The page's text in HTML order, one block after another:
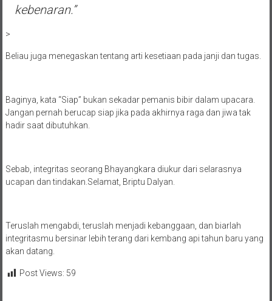
kebenaran.”
>
Beliau juga menegaskan tentang arti kesetiaan pada janji dan tugas.
Baginya, kata “Siap” bukan sekadar pemanis bibir dalam upacara.
Jangan pernah berucap siap jika pada akhirnya raga dan jiwa tak
hadir saat dibutuhkan.
Sebab, integritas seorang Bhayangkara diukur dari selarasnya
ucapan dan tindakan.Selamat, Briptu Dalyan.
Teruslah mengabdi, teruslah menjadi kebanggaan, dan biarlah
integritasmu bersinar lebih terang dari kembang api tahun baru yang
akan datang.
Post Views: 59